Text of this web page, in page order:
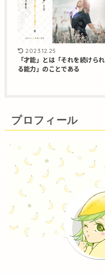
2023.12.25
「才能」とは「それを続けられ
る能力」のことである
プロフィール